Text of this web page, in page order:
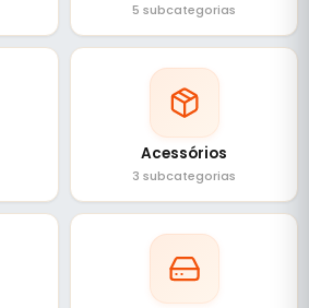
5 subcategorias
Acessórios
3 subcategorias